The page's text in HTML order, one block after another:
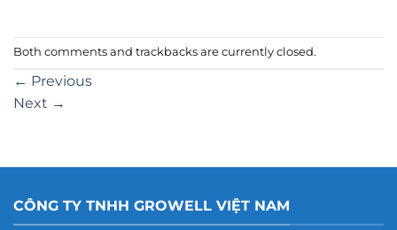
Both comments and trackbacks are currently closed.
← Previous
Next →
CÔNG TY TNHH GROWELL VIỆT NAM